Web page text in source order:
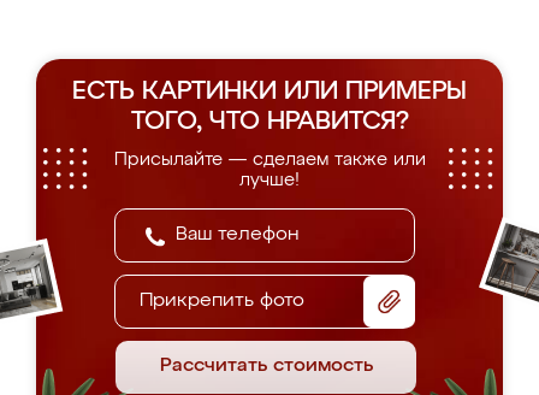
ЕСТЬ КАРТИНКИ ИЛИ ПРИМЕРЫ
ТОГО, ЧТО НРАВИТСЯ?
Присылайте — сделаем также или
лучше!
Прикрепить фото
Рассчитать стоимость